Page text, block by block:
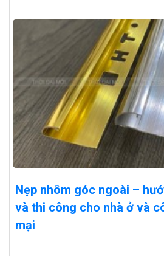
Nẹp nhôm góc ngoài –
và thi công cho nhà ở và
mại